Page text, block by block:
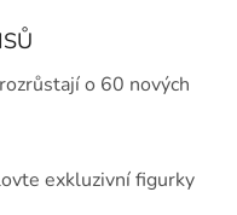
o 60 nových
exkluzivní figurky